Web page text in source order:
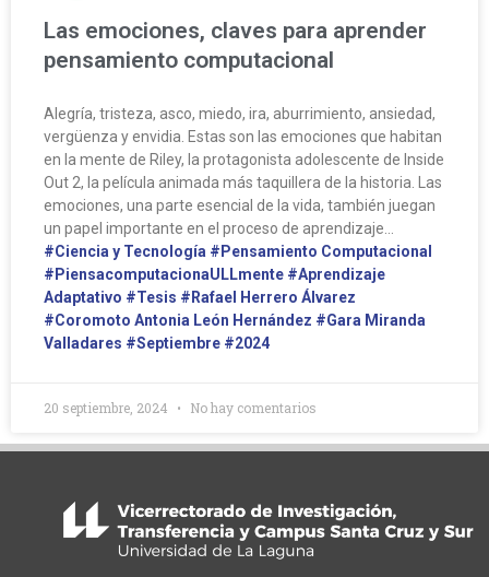
Las emociones, claves para aprender
pensamiento computacional
Alegría, tristeza, asco, miedo, ira, aburrimiento, ansiedad,
vergüenza y envidia. Estas son las emociones que habitan
en la mente de Riley, la protagonista adolescente de Inside
Out 2, la película animada más taquillera de la historia. Las
emociones, una parte esencial de la vida, también juegan
un papel importante en el proceso de aprendizaje…
#Ciencia y Tecnología #Pensamiento Computacional
#PiensacomputacionaULLmente #Aprendizaje
Adaptativo #Tesis #Rafael Herrero Álvarez
#Coromoto Antonia León Hernández #Gara Miranda
Valladares #Septiembre #2024
20 septiembre, 2024 No hay comentarios